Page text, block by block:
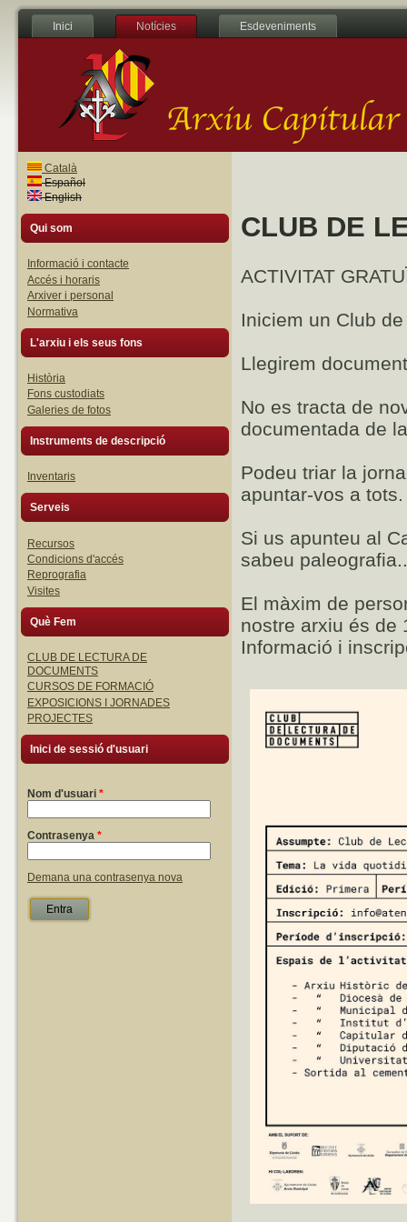
Inici Notícies Esdeveniments
Català
Español
English
Qui som
Informació i contacte
Accés i horaris
Arxiver i personal
Normativa
L'arxiu i els seus fons
Història
Fons custodiats
Galeries de fotos
Instruments de descripció
Inventaris
Serveis
Recursos
Condicions d'accés
Reprografia
Visites
Què Fem
CLUB DE LECTURA DE
DOCUMENTS
CURSOS DE FORMACIÓ
EXPOSICIONS I JORNADES
PROJECTES
Inici de sessió d'usuari
Nom d'usuari *
Contrasenya *
Demana una contrasenya nova
CLUB DE
ACTIVITAT
Iniciem un Club
Llegirem
No es tracta de
documentada de
Podeu triar la
apuntar-vos a tots.
Si us apunteu al
sabeu
El màxim de
nostre arxiu és de
Informació i